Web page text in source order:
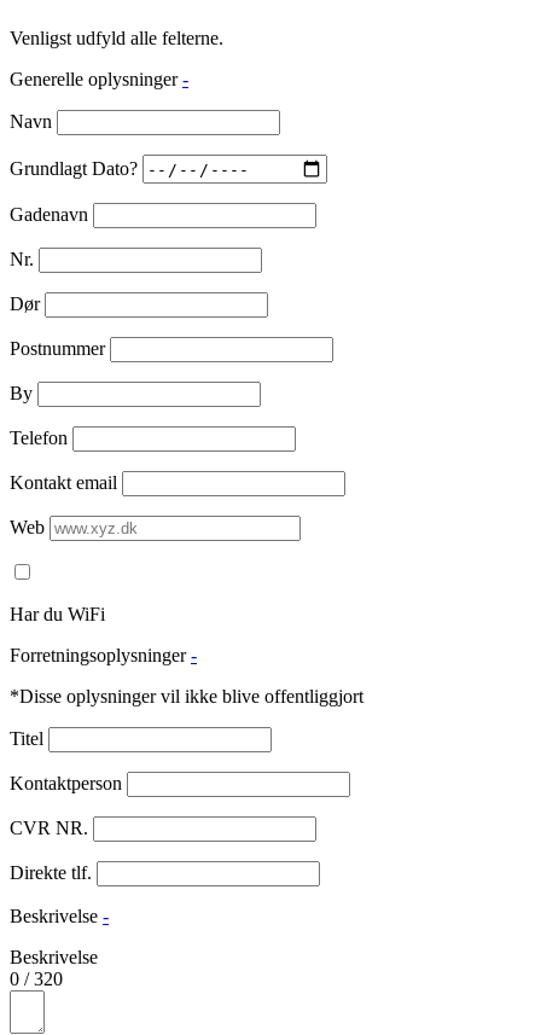
Venligst udfyld alle felterne.
Generelle oplysninger -
Navn
Grundlagt Dato?
Gadenavn
Nr.
Dør
Postnummer
By
Telefon
Kontakt email
Web
Har du WiFi
Forretningsoplysninger -
*Disse oplysninger vil ikke blive offentliggjort
Titel
Kontaktperson
CVR NR.
Direkte tlf.
Beskrivelse -
Beskrivelse
0 /320